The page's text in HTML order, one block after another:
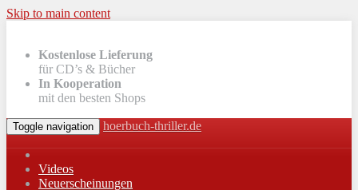
Skip to main content
Kostenlose Lieferung
für CD’s & Bücher
In Kooperation
mit den besten Shops
Toggle navigation hoerbuch-thriller.de
Videos
Neuerscheinungen